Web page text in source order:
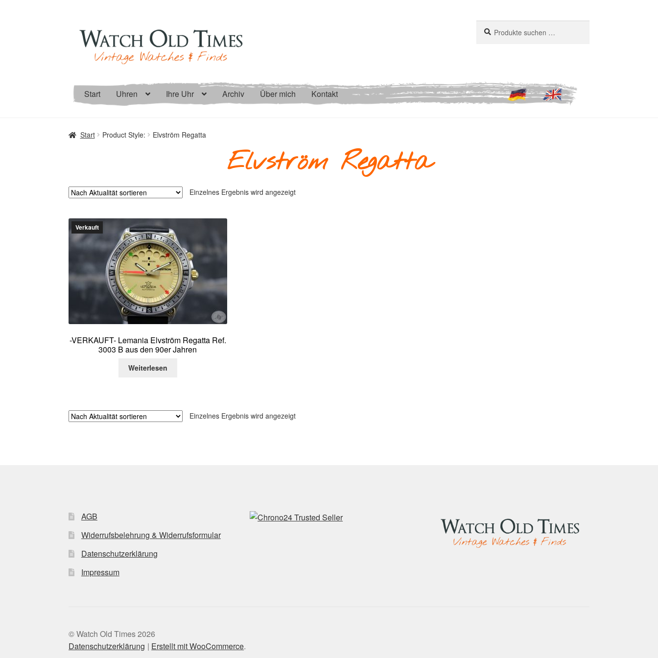
Navigation
springen
Inhalt
springen
nach:
Start Uhren Ihre Uhr Archiv Über mich Kontakt
Start Product Style: Elvström Regatta
Elvström Regatta
Einzelnes Ergebnis wird angezeigt
Verkauft
-VERKAUFT- Lemania Elvström Regatta Ref.
3003 B aus den 90er Jahren
Weiterlesen
Einzelnes Ergebnis wird angezeigt
AGB
Widerrufsbelehrung & Widerrufsformular
Datenschutzerklärung
Impressum
© Watch Old Times 2026
Datenschutzerklärung
Erstellt mit WooCommerce.